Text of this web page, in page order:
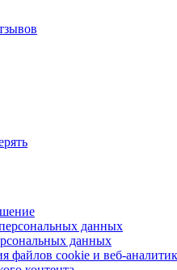
данных
данных
файлов cookie и веб-